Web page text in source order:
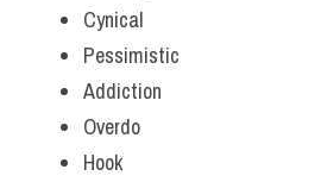
Cynical
Pessimistic
Addiction
Overdo
Hook